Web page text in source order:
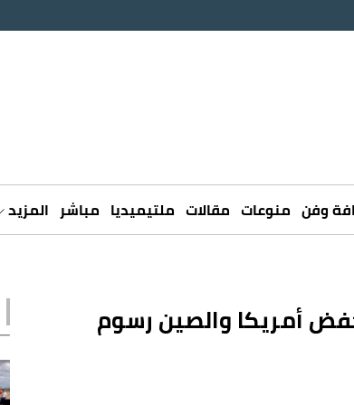
وفن منوعات مقالات ملتيميديا مباشر المزيد
أمريكا والصين رسوم